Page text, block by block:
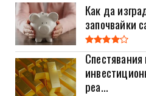
Как да
започвайки
реа...